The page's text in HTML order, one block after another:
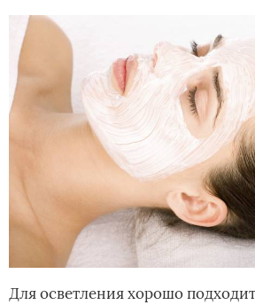
Для осветления хорошо